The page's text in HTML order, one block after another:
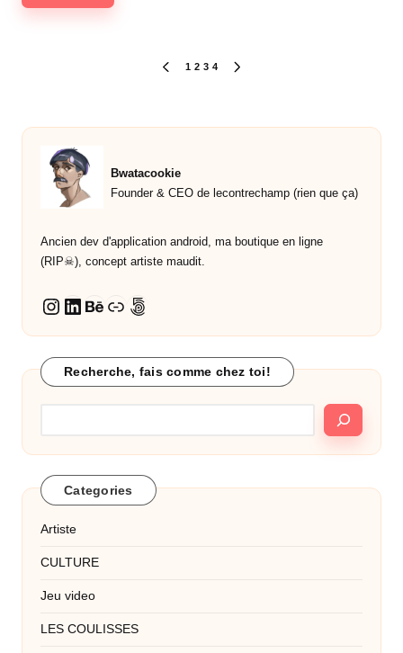
publications
PREVIOUS
1 2 3 4
Bwatacookie
Founder & CEO de lecontrechamp (rien que ça)
Ancien dev d'application android, ma boutique en ligne
(RIP☠︎︎), concept artiste maudit.
Instagram
LinkedIn
Behance
Lien500px
Recherche, fais comme chez toi!
Categories
Artiste
CULTURE
Jeu video
LES COULISSES